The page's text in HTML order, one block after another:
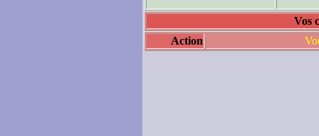
Vos
Action